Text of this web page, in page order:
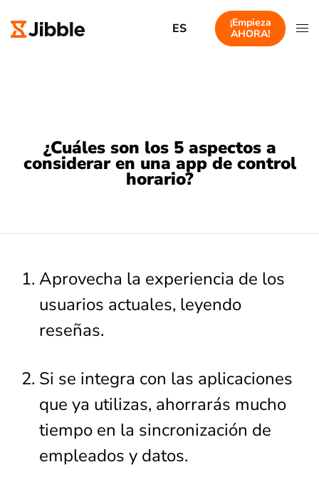
ES
¡Empieza
AHORA!
¿Cuáles son los 5 aspectos a
considerar en una app de control
horario?
Aprovecha la experiencia de los
usuarios actuales, leyendo
reseñas.
Si se integra con las aplicaciones
que ya utilizas, ahorrarás mucho
tiempo en la sincronización de
empleados y datos.